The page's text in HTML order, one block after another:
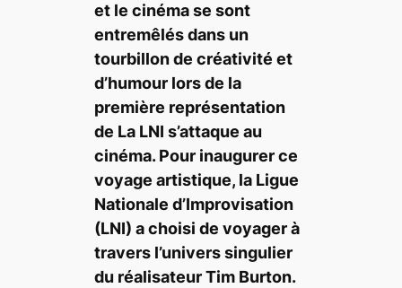
et le cinéma se sont
entremêlés dans un
tourbillon de créativité et
d’humour lors de la
première représentation
de La LNI s’attaque au
cinéma. Pour inaugurer ce
voyage artistique, la Ligue
Nationale d’Improvisation
(LNI) a choisi de voyager à
travers l’univers singulier
du réalisateur Tim Burton.